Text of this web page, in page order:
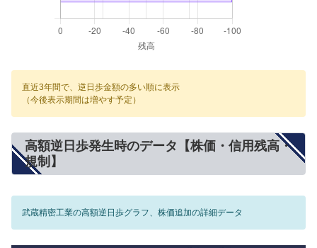
直近3年間で、逆日歩金額の多い順に表示
（今後表示期間は増やす予定）
高額逆日歩発生時のデータ【株価・信用残高・
規制】
武蔵精密工業の高額逆日歩グラフ、株価追加の詳細データ